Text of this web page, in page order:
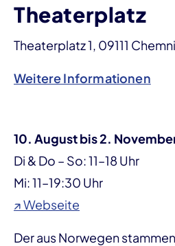
Theaterplatz
Theaterplatz 1, 09111
Weitere Informationen
10. August bis 2.
Di & Do – So: 11–18 Uhr
Mi: 11–19:30 Uhr
↗ Webseite
Der aus Norwegen